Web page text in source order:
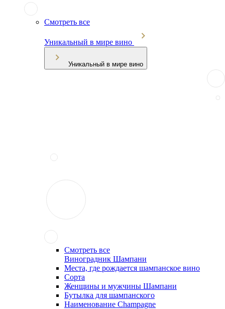
Смотреть все
Уникальный в мире вино
Уникальный в мире вино
Смотреть все
Виноградник Шампани
Места, где рождается шампанское вино
Сорта
Женщины и мужчины Шампани
Бутылка для шампанского
Наименование Champagne